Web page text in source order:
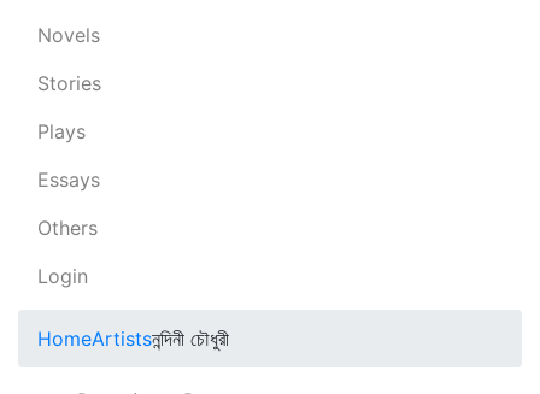
Novels
Stories
Plays
Essays
Others
Login
HomeArtistsনন্দিনী চৌধুরী